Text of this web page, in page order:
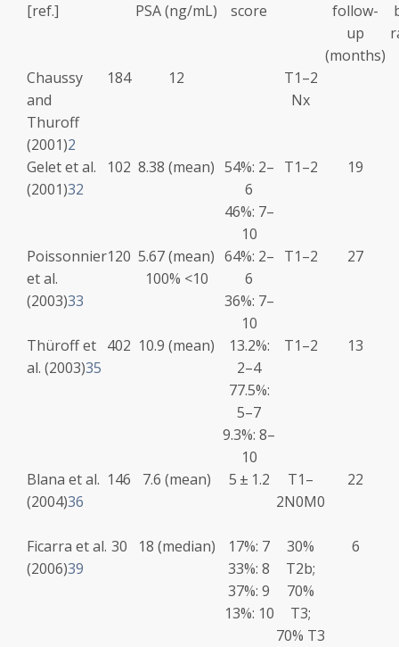
[ref.]
PSA (ng/mL)
score
follow-
up
(months)
Chaussy
and
Thuroff
(2001)2
184 12
T1–2
Nx
Gelet et al.
(2001)32
102 8.38 (mean) 54%: 2–
6
46%: 7–
10
T1–2 19
Poissonnier
et al.
(2003)33
120 5.67 (mean)
100% <10
64%: 2–
6
36%: 7–
10
T1–2 27
Thüroff et
al. (2003)35
402 10.9 (mean)
13.2%:
2–4
77.5%:
5–7
9.3%: 8–
10
T1–2 13
Blana et al.
(2004)36
146 7.6 (mean) 5 ± 1.2
T1–
2N0M0
22
Ficarra et al.
(2006)39
30 18 (median)
17%: 7
33%: 8
37%: 9
13%: 10
30%
T2b;
70%
T3;
70% T3
6